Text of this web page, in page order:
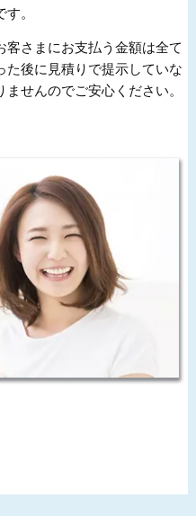
。
客さまにお支払う金額は全て
後に見積りで提示していな
せんのでご安心ください。